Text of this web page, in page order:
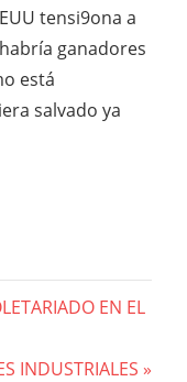
tensi9ona a
ganadores
está
salvado ya
EN EL
INDUSTRIALES